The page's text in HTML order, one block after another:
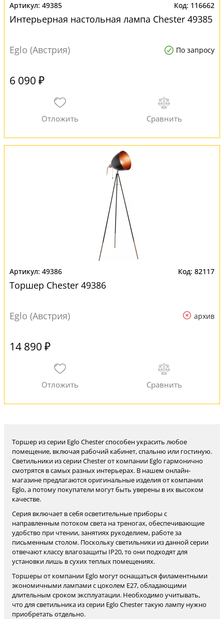
49385 116662
Интерьерная настольная лампа Chester 49385
Eglo (Австрия) По запросу
6 090 ₽
49386 82117
Торшер Chester 49386
Eglo (Австрия) архив
14 890 ₽
Торшер из серии Eglo Chester способен украсить любое
помещение, включая рабочий кабинет, спальню или гостиную.
Светильники из серии Chester от компании Eglo гармонично
смотрятся в самых разных интерьерах. В нашем онлайн-
магазине предлагаются оригинальные изделия от компании
Eglo, а потому покупатели могут быть уверены в их высоком
качестве.
Серия включает в себя осветительные приборы с
направленным потоком света на треногах, обеспечивающие
удобство при чтении, занятиях рукоделием, работе за
письменным столом. Поскольку светильники из данной серии
отвечают классу влагозащиты IP20, то они подходят для
установки лишь в сухих теплых помещениях.
Торшеры от компании Eglo могут оснащаться филаментными
экономичными лампами с цоколем Е27, обладающими
длительным сроком эксплуатации. Необходимо учитывать,
что для светильника из серии Eglo Chester такую лампу нужно
приобретать отдельно.